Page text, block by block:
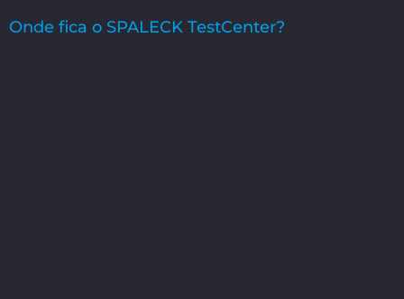
Onde fica o SPALECK TestCenter?